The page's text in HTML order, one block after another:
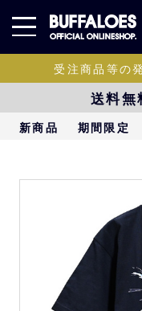
受注商品等の
送料無
新商品 期間限定